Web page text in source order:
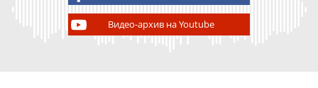
Видео-архив на Youtube